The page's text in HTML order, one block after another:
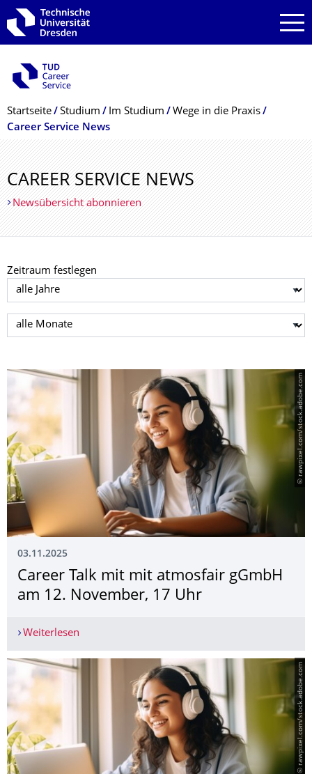
Zur Hauptnavigation springen
Zur Suche springen
Zum Inhalt springen
Breadcrumb-Menü
Startseite Studium Im Studium
Wege in die Praxis
Career Service News
CAREER SERVICE NEWS
Newsübersicht abonnieren
Zeitraum festlegen
Jahr auswählen
Monat auswählen
© rawpixel.com/stock.adobe.com
03.11.2025
Career Talk mit mit atmosfair gGmbH
am 12. November, 17 Uhr
Weiterlesen
© rawpixel.com/stock.adobe.com